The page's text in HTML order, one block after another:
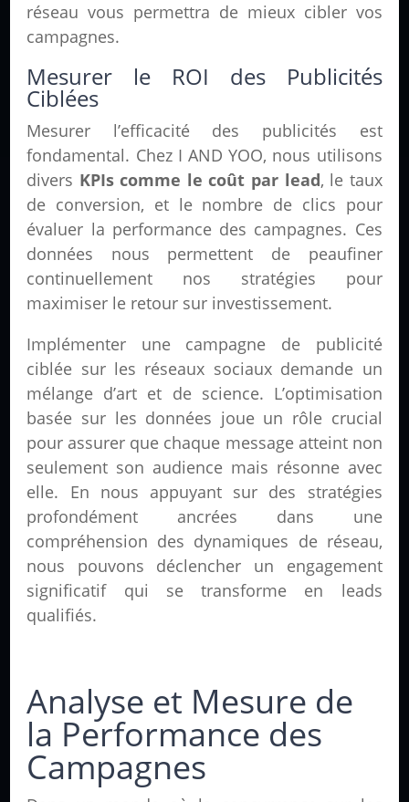
réseau vous permettra de mieux cibler vos
campagnes.
Mesurer le ROI des Publicités
Ciblées
Mesurer l’efficacité des publicités est
fondamental. Chez I AND YOO, nous utilisons
divers KPIs comme le coût par lead, le taux
de conversion, et le nombre de clics pour
évaluer la performance des campagnes. Ces
données nous permettent de peaufiner
continuellement nos stratégies pour
maximiser le retour sur investissement.
Implémenter une campagne de publicité
ciblée sur les réseaux sociaux demande un
mélange d’art et de science. L’optimisation
basée sur les données joue un rôle crucial
pour assurer que chaque message atteint non
seulement son audience mais résonne avec
elle. En nous appuyant sur des stratégies
profondément ancrées dans une
compréhension des dynamiques de réseau,
nous pouvons déclencher un engagement
significatif qui se transforme en leads
qualifiés.
Analyse et Mesure de
la Performance des
Campagnes